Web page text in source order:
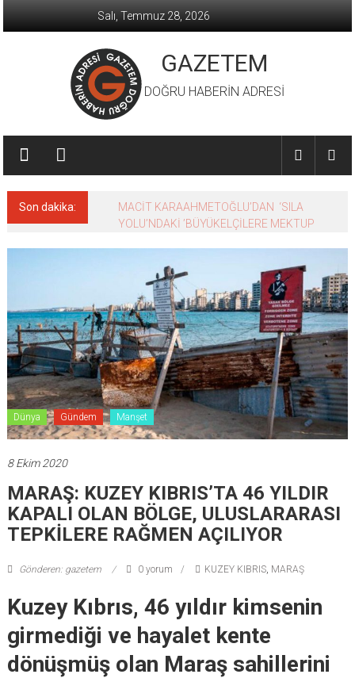
Salı, Temmuz 28, 2026
GAZETEM
DOĞRU HABERİN ADRESİ
Son dakika:
MACİT KARAAHMETOĞLU’DAN ‘SILA
YOLU’NDAKİ ’BÜYÜKELÇİLERE MEKTUP
Dünya Gündem Manşet
8 Ekim 2020
MARAŞ: KUZEY KIBRIS’TA 46 YILDIR
KAPALI OLAN BÖLGE, ULUSLARARASI
TEPKİLERE RAĞMEN AÇILIYOR
Gönderen: gazetem 0 yorum KUZEY KIBRIS, MARAŞ
Kuzey Kıbrıs, 46 yıldır kimsenin
girmediği ve hayalet kente
dönüşmüş olan Maraş sahillerini